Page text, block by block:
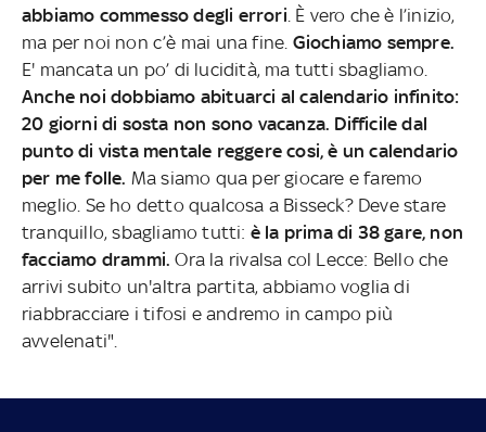
abbiamo commesso degli errori . È vero che è l’inizio,
ma per noi non c’è mai una fine. Giochiamo sempre.
E' mancata un po’ di lucidità, ma tutti sbagliamo.
Anche noi dobbiamo abituarci al calendario infinito:
20 giorni di sosta non sono vacanza. Difficile dal
punto di vista mentale reggere cosi, è un calendario
per me folle. Ma siamo qua per giocare e faremo
meglio. Se ho detto qualcosa a Bisseck? Deve stare
tranquillo, sbagliamo tutti: è la prima di 38 gare, non
facciamo drammi. Ora la ⁠rivalsa col Lecce: Bello che
arrivi subito un'altra partita, abbiamo voglia di
riabbracciare i tifosi e andremo in campo più
avvelenati".